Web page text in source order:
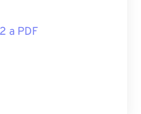
a PDF